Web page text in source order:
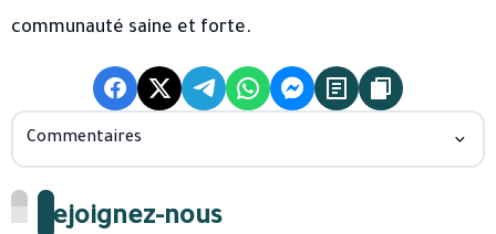
communauté saine et forte.
Commentaires
Rejoignez-nous